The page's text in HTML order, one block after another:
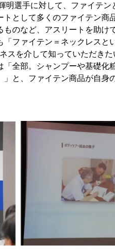
明選手に対して、ファイテ
として多くのファイテン商
のなど、アスリートを助け
ファイテン＝ネックレスと
スを介して知っていただき
全部。シャンプーや基礎化
と、ファイテン商品が自身